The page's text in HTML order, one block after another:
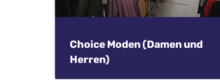
Choice Moden (Damen und
Herren)